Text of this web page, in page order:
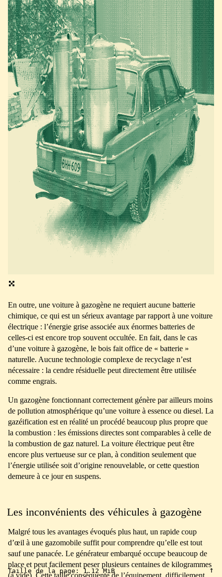
En outre, une voiture à gazogène ne requiert aucune batterie
chimique, ce qui est un sérieux avantage par rapport à une voiture
électrique : l’énergie grise associée aux énormes batteries de
celles-ci est encore trop souvent occultée. En fait, dans le cas
d’une voiture à gazogène, le bois fait office de « batterie »
naturelle. Aucune technologie complexe de recyclage n’est
nécessaire : la cendre résiduelle peut directement être utilisée
comme engrais.
Un gazogène fonctionnant correctement génère par ailleurs moins
de pollution atmosphérique qu’une voiture à essence ou diesel. La
gazéification est en réalité un procédé beaucoup plus propre que
la combustion : les émissions directes sont comparables à celle de
la combustion de gaz naturel. La voiture électrique peut être
encore plus vertueuse sur ce plan, à condition seulement que
l’énergie utilisée soit d’origine renouvelable, or cette question
demeure à ce jour en suspens.
Les inconvénients des véhicules à gazogène
Malgré tous les avantages évoqués plus haut, un rapide coup
d’œil à une gazomobile suffit pour comprendre qu’elle est tout
sauf une panacée. Le générateur embarqué occupe beaucoup de
place et peut facilement peser plusieurs centaines de kilogrammes
(à vide). Cette taille conséquente de l’équipement, difficilement
Taille de la page: 1.12 MiB ↑